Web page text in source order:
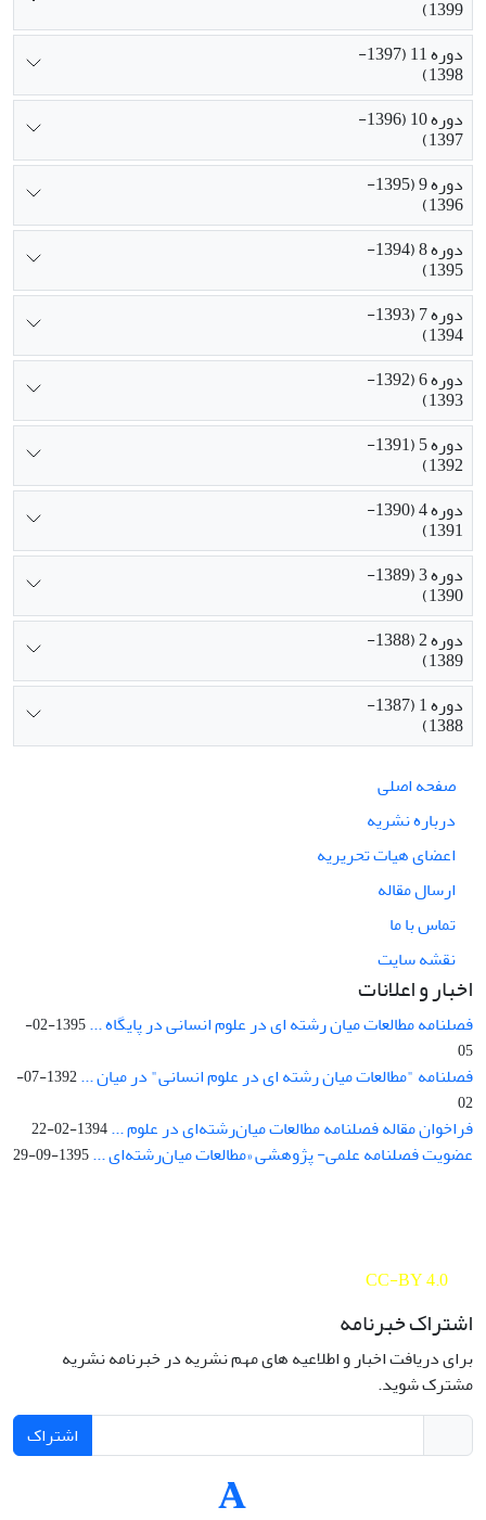
1399)
دوره 11 (1397-
1398)
دوره 10 (1396-
1397)
دوره 9 (1395-
1396)
دوره 8 (1394-
1395)
دوره 7 (1393-
1394)
دوره 6 (1392-
1393)
دوره 5 (1391-
1392)
دوره 4 (1390-
1391)
دوره 3 (1389-
1390)
دوره 2 (1388-
1389)
دوره 1 (1387-
1388)
صفحه اصلی
درباره نشریه
اعضای هیات تحریریه
ارسال مقاله
تماس با ما
نقشه سایت
اخبار و اعلانات
فصلنامه مطالعات میان رشته ای در علوم انسانی در پایگاه ...
1395-02-
05
فصلنامه "مطالعات میان رشته ای در علوم انسانی" در میان ...
1392-07-
02
فراخوان مقاله فصلنامه مطالعات میان‌رشته‌ای در علوم ...1394-02-22
عضویت فصلنامه علمی- پژوهشی «مطالعات میان‌رشته‌ای ...1395-09-29
CC-BY 4.0
اشتراک خبرنامه
برای دریافت اخبار و اطلاعیه های مهم نشریه در خبرنامه نشریه
مشترک شوید.
اشتراک